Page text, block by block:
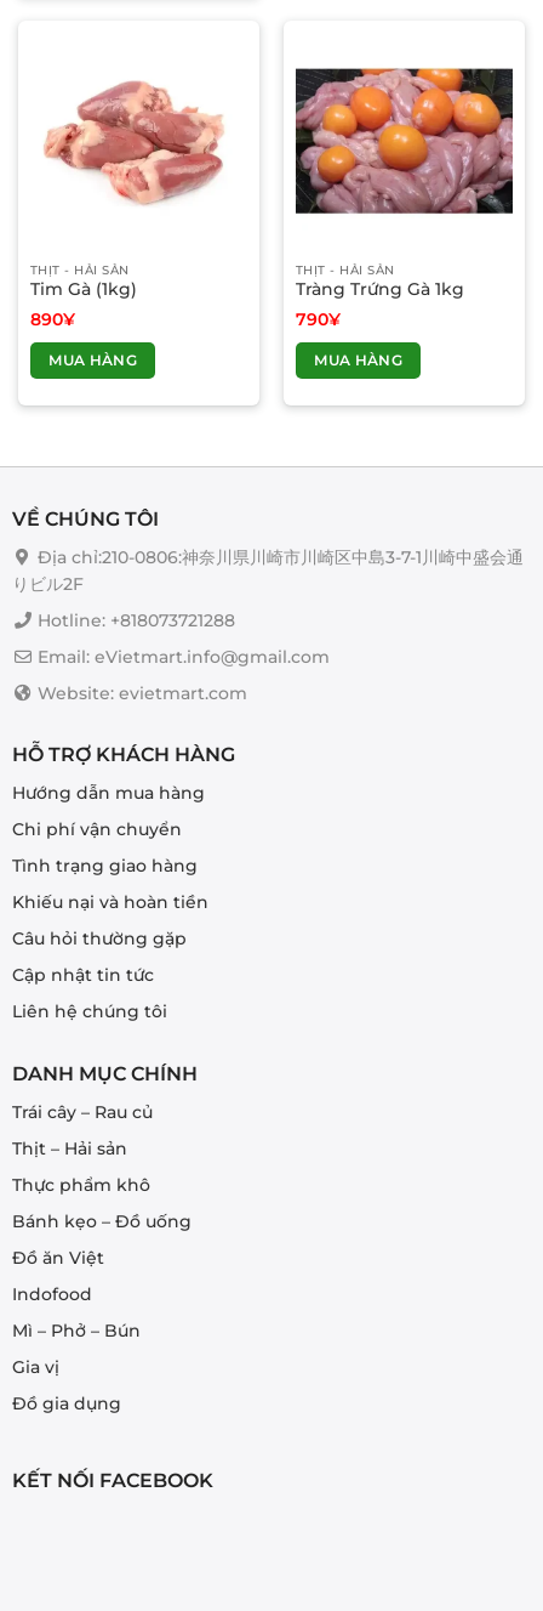
THỊT - HẢI SẢN
Tim Gà (1kg)
890¥
MUA HÀNG
THỊT - HẢI SẢN
Tràng Trứng Gà 1kg
790¥
MUA HÀNG
VỀ CHÚNG TÔI
Địa chỉ:210-0806:神奈川県川崎市川崎区中島3-7-1川崎中盛会通
りビル2F
Hotline: +818073721288
Email: eVietmart.info@gmail.com
Website: evietmart.com
HỖ TRỢ KHÁCH HÀNG
Hướng dẫn mua hàng
Chi phí vận chuyển
Tình trạng giao hàng
Khiếu nại và hoàn tiền
Câu hỏi thường gặp
Cập nhật tin tức
Liên hệ chúng tôi
DANH MỤC CHÍNH
Trái cây – Rau củ
Thịt – Hải sản
Thực phẩm khô
Bánh kẹo – Đồ uống
Đồ ăn Việt
Indofood
Mì – Phở – Bún
Gia vị
Đồ gia dụng
KẾT NỐI FACEBOOK